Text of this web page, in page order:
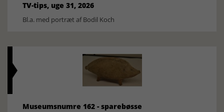
TV-tips, uge 31, 2026
Bl.a. med portræt af Bodil Koch
Museumsnumre 162 - sparebøsse